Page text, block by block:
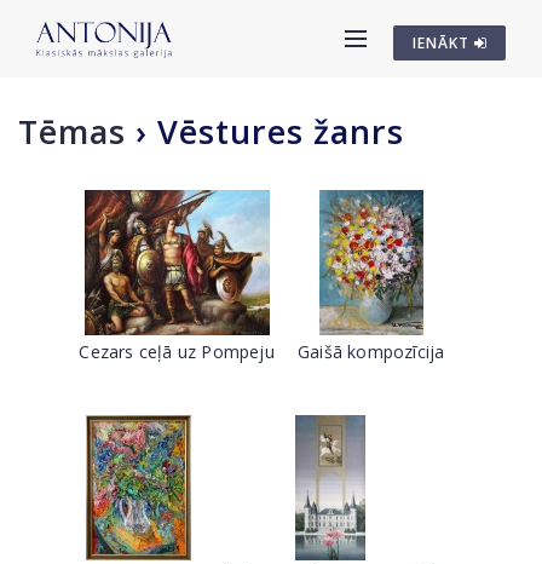
IENĀKT
Tēmas › Vēstures žanrs
Cezars ceļā uz Pompeju Gaišā kompozīcija